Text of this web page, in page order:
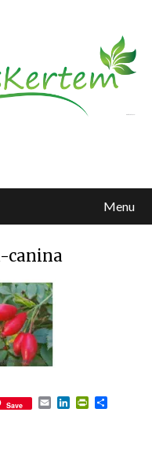
Menu
canina
Save EmailLinkedIn